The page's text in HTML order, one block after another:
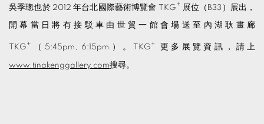
吳季璁也於 2012 年台北國際藝術博覽會 TKG+ 展位（B33）展出，
開幕當日將有接駁車由世貿一館會場送至內湖耿畫廊
TKG+ （5:45pm, 6:15pm）。TKG+ 更多展覽資訊，請上
www.tinakenggallery.com搜尋。